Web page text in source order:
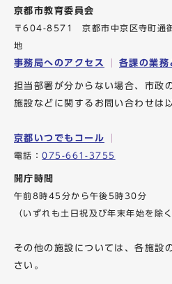
京都市教育委員会
〒604-8571 京都市中京区寺町通
地
事務局へのアクセス 各課の業務
担当部署が分からない場合、市政
施設などに関するお問い合わせは
京都いつでもコール
電話：075-661-3755
開庁時間
午前8時45分から午後5時30分
（いずれも土日祝及び年末年始を除く
その他の施設については、各施設
さい。